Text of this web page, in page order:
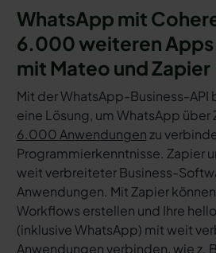
WhatsApp mit
6.000 weiteren
mit Mateo und Zapier
Mit der WhatsApp-Business-
eine Lösung, um WhatsApp über
6.000 Anwendungenzu
Programmierkenntnisse. Zapier
weit verbreiteter Business-
Anwendungen. Mit Zapier
Workflows erstellen und Ihre
(inklusive WhatsApp) mit weit
Anwendungen verbinden, wie z.